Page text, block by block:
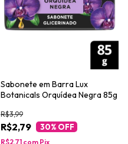
Sabonete em Barra Lux
Botanicals Orquídea Negra 85g
R$2,79
R$3,99
30% OFF
R$2,71 com Pix